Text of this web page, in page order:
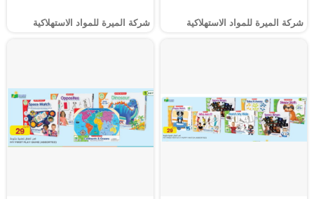
شركة الميرة للمواد الاستهلاكية شركة الميرة للمواد الاستهلاكية